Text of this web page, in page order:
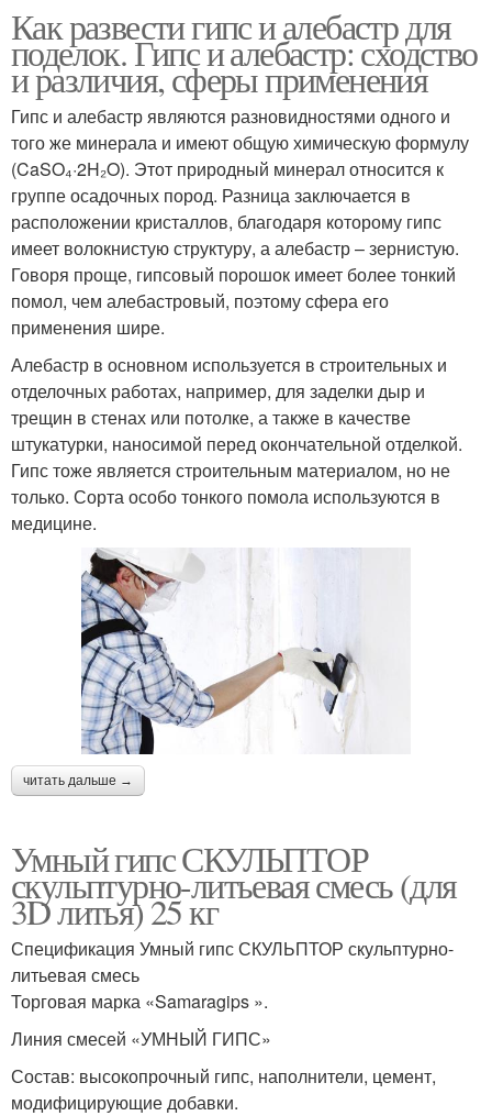
Как развести гипс и алебастр для
поделок. Гипс и алебастр: сходство
и различия, сферы применения
Гипс и алебастр являются разновидностями одного и
того же минерала и имеют общую химическую формулу
(CaSO₄·2H₂O). Этот природный минерал относится к
группе осадочных пород. Разница заключается в
расположении кристаллов, благодаря которому гипс
имеет волокнистую структуру, а алебастр – зернистую.
Говоря проще, гипсовый порошок имеет более тонкий
помол, чем алебастровый, поэтому сфера его
применения шире.
Алебастр в основном используется в строительных и
отделочных работах, например, для заделки дыр и
трещин в стенах или потолке, а также в качестве
штукатурки, наносимой перед окончательной отделкой.
Гипс тоже является строительным материалом, но не
только. Сорта особо тонкого помола используются в
медицине.
читать дальше →
Умный гипс СКУЛЬПТОР
скульптурно-литьевая смесь (для
3D литья) 25 кг
Спецификация Умный гипс СКУЛЬПТОР скульптурно-
литьевая смесь
Торговая марка «Samaragips ».
Линия смесей «УМНЫЙ ГИПС»
Состав: высокопрочный гипс, наполнители, цемент,
модифицирующие добавки.